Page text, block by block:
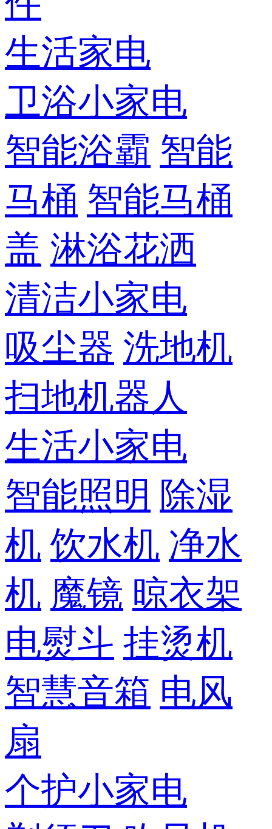
生活家电
卫浴小家电
智能浴霸 智能
马桶 智能马桶
盖 淋浴花洒
清洁小家电
吸尘器 洗地机
扫地机器人
生活小家电
智能照明 除湿
机 饮水机 净水
机 魔镜 晾衣架
电熨斗 挂烫机
智慧音箱 电风
扇
个护小家电